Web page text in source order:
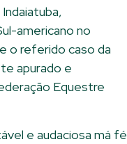
americano no
o referido caso da
apurado e
Equestre
e audaciosa má fé